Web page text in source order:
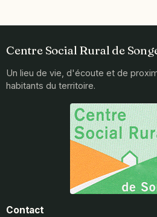
Centre Social Rural de
Un lieu de vie, d'écoute et de
habitants du territoire.
Contact